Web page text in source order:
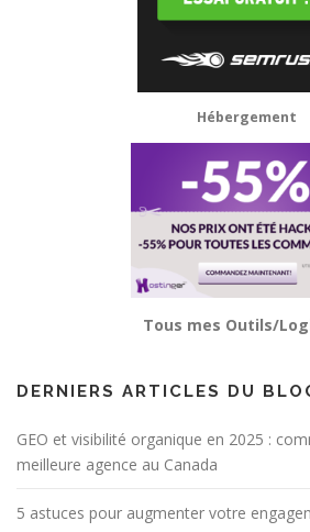
Hébergement
Tous mes Outils/
DERNIERS ARTICLES DU
GEO et visibilité organique en 2025 :
meilleure agence au Canada
5 astuces pour augmenter votre